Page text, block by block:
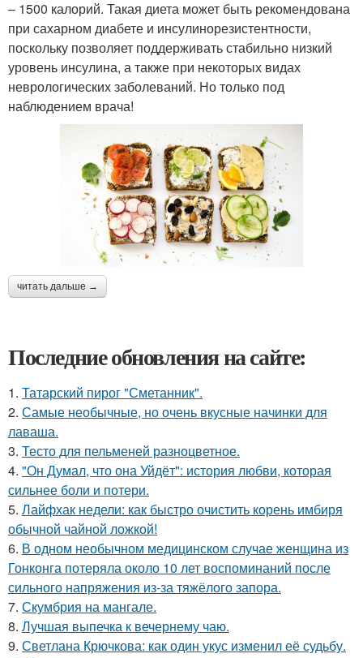
– 1500 калорий. Такая диета может быть рекомендована
при сахарном диабете и инсулинорезистентности,
поскольку позволяет поддерживать стабильно низкий
уровень инсулина, а также при некоторых видах
неврологических заболеваний. Но только под
наблюдением врача!
читать дальше →
Последние обновления на сайте:
1. Татарский пирог "Сметанник".
2. Самые необычные, но очень вкусные начинки для
лаваша.
3. Тесто для пельменей разноцветное.
4. "Он Думал, что она Уйдёт": история любви, которая
сильнее боли и потери.
5. Лайфхак недели: как быстро очистить корень имбиря
обычной чайной ложкой!
6. В одном необычном медицинском случае женщина из
Гонконга потеряла около 10 лет воспоминаний после
сильного напряжения из-за тяжёлого запора.
7. Скумбрия на мангале.
8. Лучшая выпечка к вечернему чаю.
9. Светлана Крючкова: как один укус изменил её судьбу.